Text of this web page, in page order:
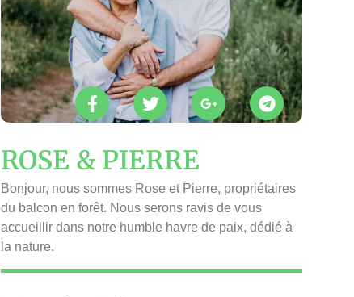
ROSE & PIERRE
Bonjour, nous sommes Rose et Pierre, propriétaires
du balcon en forêt. Nous serons ravis de vous
accueillir dans notre humble havre de paix, dédié à
la nature.